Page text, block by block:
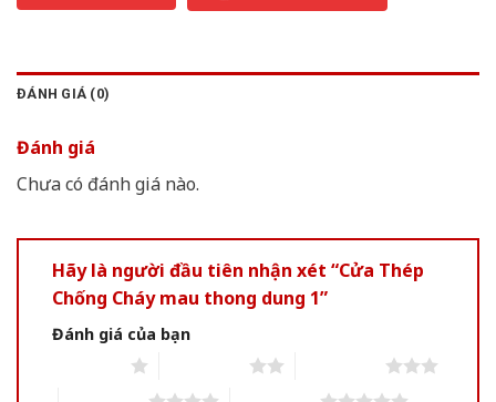
ĐÁNH GIÁ (0)
Đánh giá
Chưa có đánh giá nào.
Hãy là người đầu tiên nhận xét “Cửa Thép
Chống Cháy mau thong dung 1”
Đánh giá của bạn